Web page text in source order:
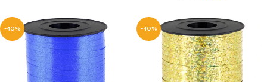
-40% -40%